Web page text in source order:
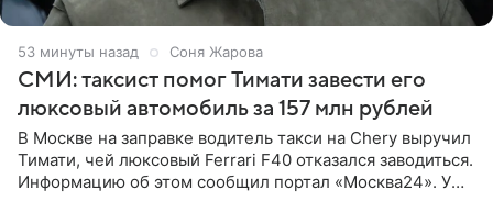
53 минуты назад Соня Жарова
СМИ: таксист помог Тимати завести его
люксовый автомобиль за 157 млн рублей
В Москве на заправке водитель такси на Chery выручил
Тимати, чей люксовый Ferrari F40 отказался заводиться.
Информацию об этом сообщил портал «Москва24». У